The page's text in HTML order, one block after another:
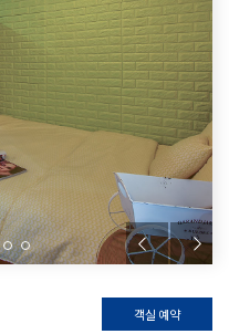
객실 예약